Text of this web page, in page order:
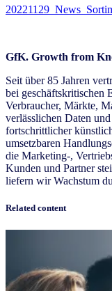
GfK. Growth from
Seit über 85 Jahren
bei geschäftskritischen
Verbraucher, Märkte,
verlässlichen Daten
fortschrittlicher
umsetzbaren
die Marketing-,
Kunden und Partner
liefern wir Wachstum
Related content